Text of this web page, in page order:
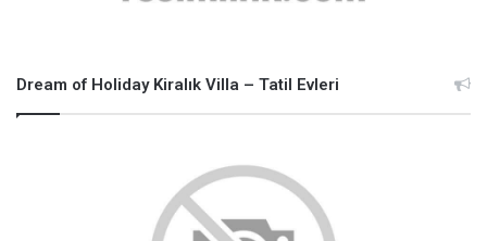
Dream of Holiday Kiralık Villa – Tatil Evleri